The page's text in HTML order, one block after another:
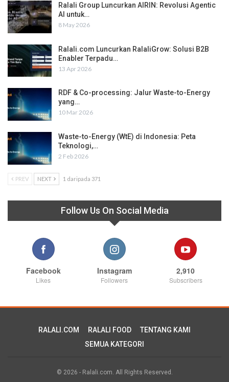
Ralali Group Luncurkan AIRIN: Revolusi Agentic
AI untuk…
8 May 2026
Ralali.com Luncurkan RalaliGrow: Solusi B2B
Enabler Terpadu…
13 Apr 2026
RDF & Co-processing: Jalur Waste-to-Energy
yang…
10 Mar 2026
Waste-to-Energy (WtE) di Indonesia: Peta
Teknologi,…
2 Feb 2026
PREV NEXT 1 daripada 371
Follow Us On Social Media
Facebook
Likes
Instagram
Followers
2,910
Subscribers
RALALI.COM RALALI FOOD
TENTANG KAMI
SEMUA KATEGORI
© 2026 - Ralali.com. All Rights Reserved.